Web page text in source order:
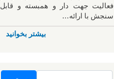
فعالیت جهت دار و همبسته و قابل
سنجش با ارائه…
بیشتر بخوانید
جستجو